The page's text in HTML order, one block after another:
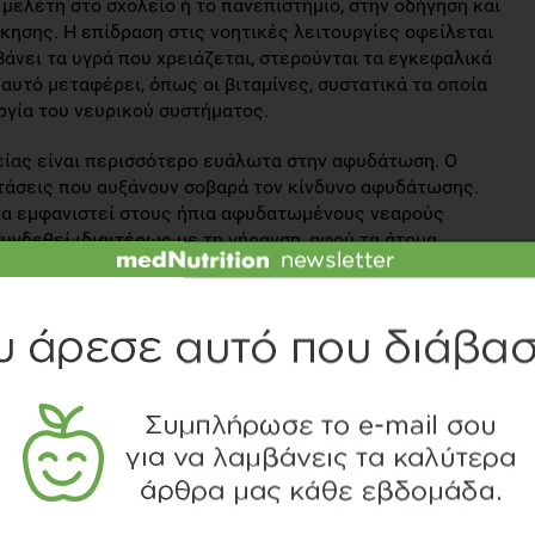
στο σχολείο ή το πανεπιστήμιο, στην οδήγηση και
Η επίδραση στις νοητικές λειτουργίες οφείλεται
τα υγρά που χρειάζεται, στερούνται τα εγκεφαλικά
μεταφέρει, όπως οι βιταμίνες, συστατικά τα οποία
του νευρικού συστήματος.
είναι περισσότερο ευάλωτα στην αφυδάτωση. Ο
που αυξάνουν σοβαρά τον κίνδυνο αφυδάτωσης.
στους ήπια αφυδατωμένους νεαρούς
ιδιαιτέρως με τη γήρανση, αφού τα άτομα
στην ήπια αφυδάτωση, πίνουν λιγότερα υγρά και
θερμοκρασίες καταναλώνουν αρκετά υγρά.
για την καταπολέμηση της υψηλής
των ποτών είναι σημαντικοί παράγοντες που